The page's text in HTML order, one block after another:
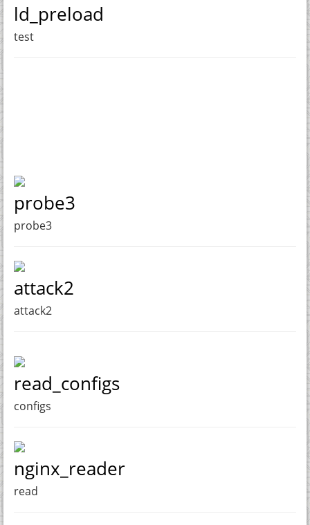
ld_preload
test
probe3
probe3
attack2
attack2
read_configs
configs
nginx_reader
read